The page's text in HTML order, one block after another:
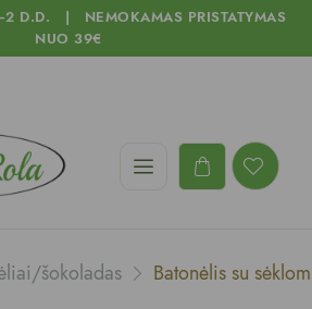
D.D. | NEMOKAMAS PRISTATYMAS
NUO 39€
šokoladas Batonėlis su